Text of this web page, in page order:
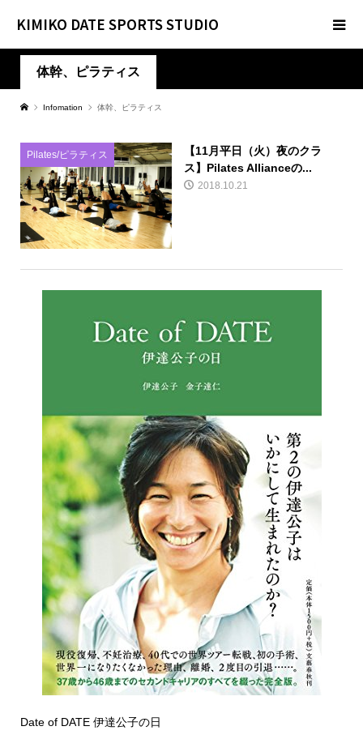
KIMIKO DATE SPORTS STUDIO
体幹、ピラティス
Infomation 体幹、ピラティス
Pilates/ピラティス
【11月平日（火）夜のクラ
ス】Pilates Allianceの...
2018.10.21
Date of DATE 伊達公子の日